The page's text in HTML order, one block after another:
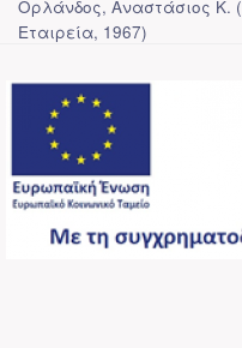
Ορλάνδος, Αναστάσιος Κ. (
Εταιρεία, 1967)